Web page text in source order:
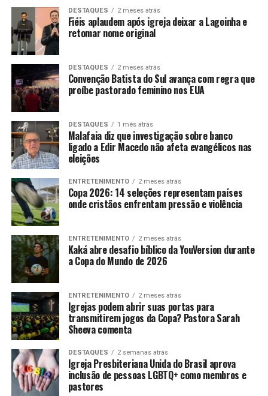
DESTAQUES 2 meses atrás
Fiéis aplaudem após igreja deixar a Lagoinha e
retomar nome original
DESTAQUES 2 meses atrás
Convenção Batista do Sul avança com regra que
proíbe pastorado feminino nos EUA
DESTAQUES 1 mês atrás
Malafaia diz que investigação sobre banco
ligado a Edir Macedo não afeta evangélicos nas
eleições
ENTRETENIMENTO 2 meses atrás
Copa 2026: 14 seleções representam países
onde cristãos enfrentam pressão e violência
ENTRETENIMENTO 2 meses atrás
Kaká abre desafio bíblico da YouVersion durante
a Copa do Mundo de 2026
ENTRETENIMENTO 2 meses atrás
Igrejas podem abrir suas portas para
transmitirem jogos da Copa? Pastora Sarah
Sheeva comenta
DESTAQUES 2 semanas atrás
Igreja Presbiteriana Unida do Brasil aprova
inclusão de pessoas LGBTQ+ como membros e
pastores